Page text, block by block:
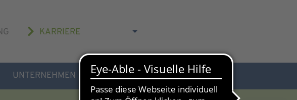
KARRIERE
UNTERNEHMEN AKTUELLES & KONTAKT